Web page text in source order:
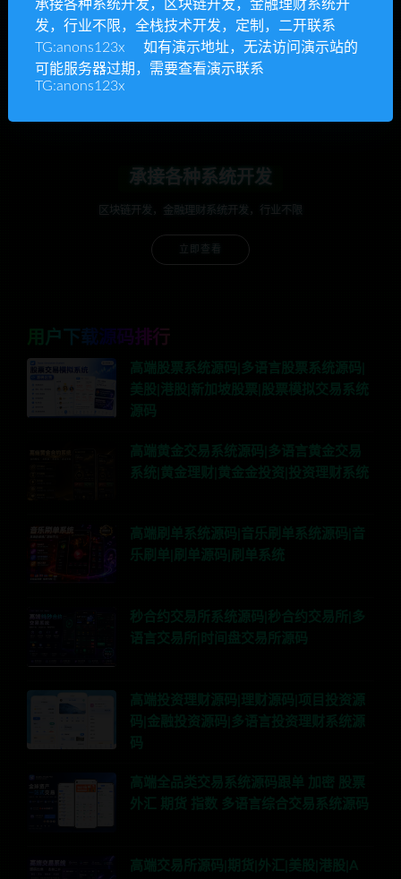
anons123x
开通VIP或充值联系Telegram客服
承接各种系统开发
区块链开发，金融理财系统开发，行业不限
立即查看
用户下载源码排行
高端股票系统源码|多语言股票系统源码|
美股|港股|新加坡股票|股票模拟交易系统
源码
高端黄金交易系统源码|多语言黄金交易
系统|黄金理财|黄金金投资|投资理财系统
高端刷单系统源码|音乐刷单系统源码|音
乐刷单|刷单源码|刷单系统
秒合约交易所系统源码|秒合约交易所|多
语言交易所|时间盘交易所源码
高端投资理财源码|理财源码|项目投资源
码|金融投资源码|多语言投资理财系统源
码
高端全品类交易系统源码跟单 加密 股票
外汇 期货 指数 多语言综合交易系统源码
高端交易所源码|期货|外汇|美股|港股|A
承接各种系统开发，区块链开发，金融理财系统开
发，行业不限，全栈技术开发，定制，二开联系
TG:anons123x 如有演示地址，无法访问演示站的
可能服务器过期，需要查看演示联系
TG:anons123x